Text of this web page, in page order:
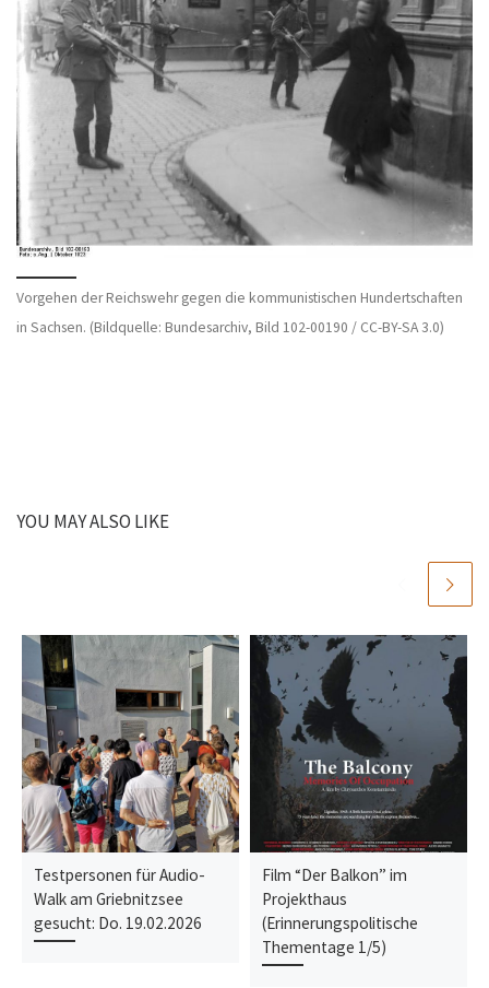
Vorgehen der Reichswehr gegen die kommunistischen Hundertschaften
in Sachsen. (Bildquelle: Bundesarchiv, Bild 102-00190 / CC-BY-SA 3.0)
YOU MAY ALSO LIKE
Testpersonen für Audio-
Walk am Griebnitzsee
gesucht: Do. 19.02.2026
Film “Der Balkon” im
Projekthaus
(Erinnerungspolitische
Thementage 1/5)